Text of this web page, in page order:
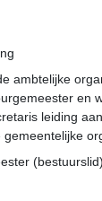
ambtelijke
en
leiding